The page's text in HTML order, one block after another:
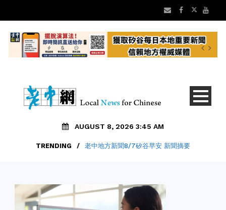
AUGUST 8, 2026 3:45 AM
TRENDING / 老中地方新聞8/7矽谷早安 新聞摘要